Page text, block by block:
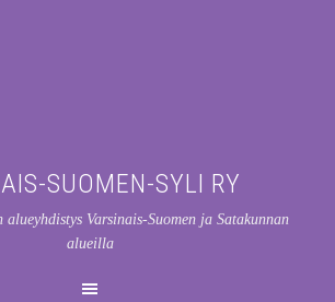
SUOMEN-SYLI RY
Varsinais-Suomen ja Satakunnan
alueilla